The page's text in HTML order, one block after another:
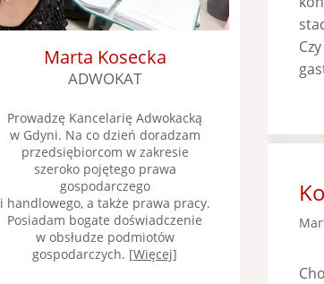
Marta Kosecka
ADWOKAT
Prowadzę Kancelarię Adwokacką
w Gdyni. Na co dzień doradzam
przedsiębiorcom w zakresie
szeroko pojętego prawa
gospodarczego
i handlowego, a także prawa pracy.
Posiadam bogate doświadczenie
w obsłudze podmiotów
gospodarczych. [Więcej]